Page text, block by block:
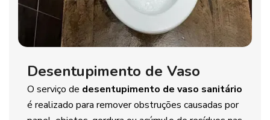
Desentupimento de Vaso
O serviço de desentupimento de vaso sanitário
é realizado para remover obstruções causadas por